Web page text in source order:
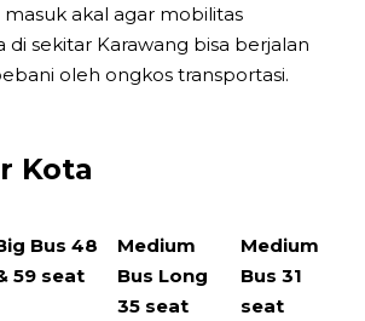
akal agar mobilitas
sekitar Karawang bisa berjalan
oleh ongkos transportasi.
Kota
Bus 48
59 seat
Medium
Bus Long
35 seat
Medium
Bus 31
seat